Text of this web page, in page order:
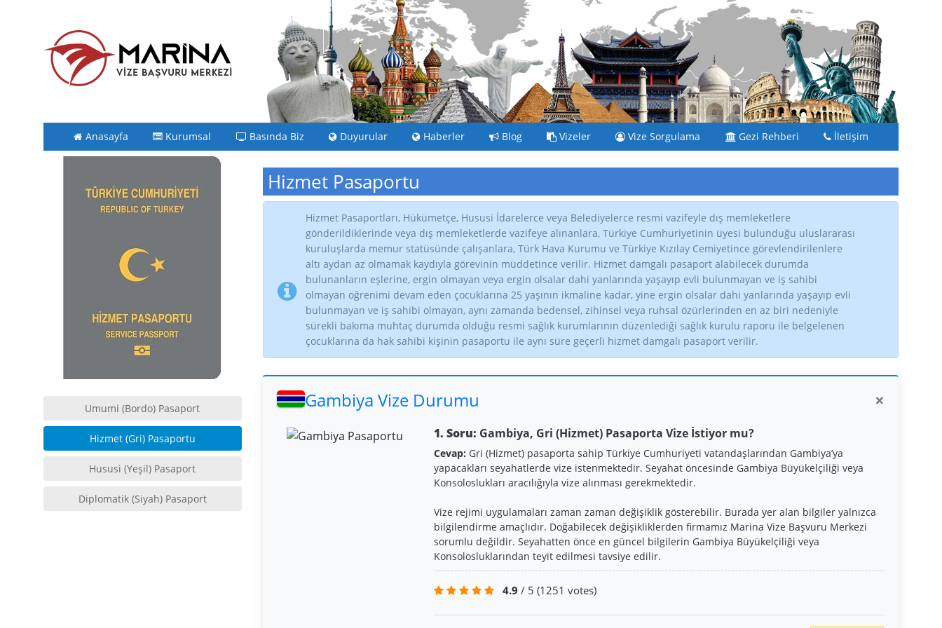
Anasayfa Kurumsal Basında Biz Duyurular Haberler Blog Vizeler Vize Sorgulama Gezi Rehberi İletişim
Umumi (Bordo) Pasaport
Hizmet (Gri) Pasaportu
Hususi (Yeşil) Pasaport
Diplomatik (Siyah) Pasaport
Hizmet Pasaportu
Hizmet Pasaportları, Hükümetçe, Hususi İdarelerce veya Belediyelerce resmi vazifeyle dış memleketlere
gönderildiklerinde veya dış memleketlerde vazifeye alınanlara, Türkiye Cumhuriyetinin üyesi bulunduğu uluslararası
kuruluşlarda memur statüsünde çalışanlara, Türk Hava Kurumu ve Türkiye Kızılay Cemiyetince görevlendirilenlere
altı aydan az olmamak kaydıyla görevinin müddetince verilir. Hizmet damgalı pasaport alabilecek durumda
bulunanların eşlerine, ergin olmayan veya ergin olsalar dahi yanlarında yaşayıp evli bulunmayan ve iş sahibi
olmayan öğrenimi devam eden çocuklarına 25 yaşının ikmaline kadar, yine ergin olsalar dahi yanlarında yaşayıp evli
bulunmayan ve iş sahibi olmayan, aynı zamanda bedensel, zihinsel veya ruhsal özürlerinden en az biri nedeniyle
sürekli bakıma muhtaç durumda olduğu resmi sağlık kurumlarının düzenlediği sağlık kurulu raporu ile belgelenen
çocuklarına da hak sahibi kişinin pasaportu ile aynı süre geçerli hizmet damgalı pasaport verilir.
Gambiya Vize Durumu ×
1. Soru: Gambiya, Gri (Hizmet) Pasaporta Vize İstiyor mu?
Cevap: Gri (Hizmet) pasaporta sahip Türkiye Cumhuriyeti vatandaşlarından Gambiya’ya
yapacakları seyahatlerde vize istenmektedir. Seyahat öncesinde Gambiya Büyükelçiliği veya
Konsoloslukları aracılığıyla vize alınması gerekmektedir.
Vize rejimi uygulamaları zaman zaman değişiklik gösterebilir. Burada yer alan bilgiler yalnızca
bilgilendirme amaçlıdır. Doğabilecek değişikliklerden firmamız Marina Vize Başvuru Merkezi
sorumlu değildir. Seyahatten önce en güncel bilgilerin Gambiya Büyükelçiliği veya
Konsolosluklarından teyit edilmesi tavsiye edilir.
4.9 / 5 (1251 votes)